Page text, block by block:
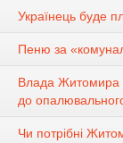
Українець буде
Пеню за
Влада Житомира
до
Чи потрібні